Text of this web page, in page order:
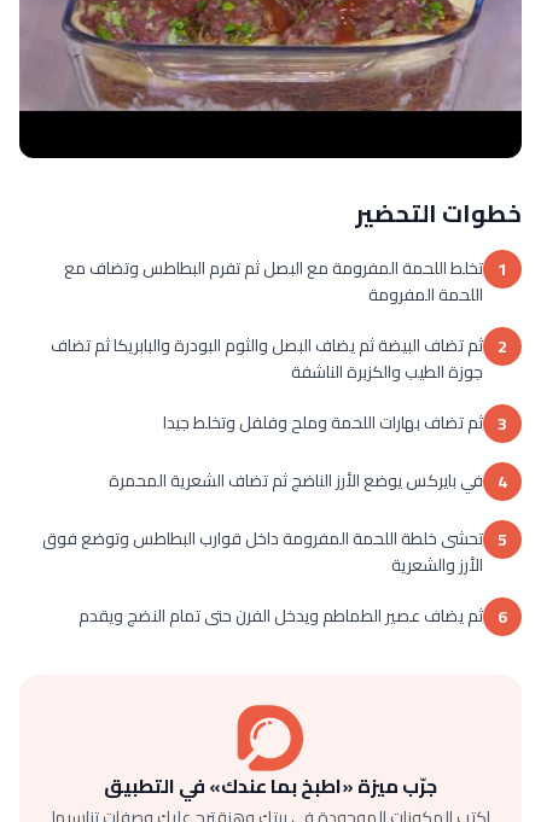
خطوات التحضير
1 تخلط اللحمة المفرومة مع البصل ثم تفرم البطاطس وتضاف مع
اللحمة المفرومة
2 ثم تضاف البيضة ثم يضاف البصل والثوم البودرة والبابريكا ثم تضاف
جوزة الطيب والكزبرة الناشفة
3 ثم تضاف بهارات اللحمة وملح وفلفل وتخلط جيدا
4 في بايركس يوضع الأرز الناضج ثم تضاف الشعرية المحمرة
5 تحشى خلطة اللحمة المفرومة داخل قوارب البطاطس وتوضع فوق
الأرز والشعرية
6 ثم يضاف عصير الطماطم ويدخل الفرن حتى تمام النضج ويقدم
جرّب ميزة «اطبخ بما عندك» في التطبيق